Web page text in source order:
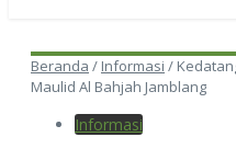
Beranda / Informasi /
Maulid Al Bahjah Jamblang
Informasi